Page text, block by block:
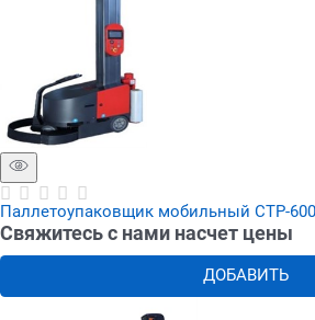
Паллетоупаковщик мобильный CTP-600
Свяжитесь с нами насчет цены
ДОБАВИТЬ